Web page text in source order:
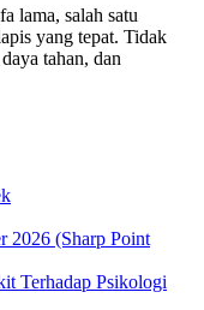
lama, salah satu
yang tepat. Tidak
tahan, dan
2026 (Sharp Point
Terhadap Psikologi